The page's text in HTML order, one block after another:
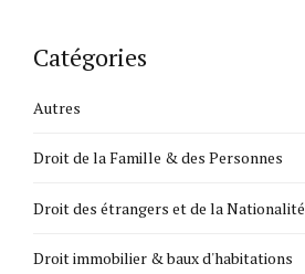
Catégories
Autres
Droit de la Famille & des Personnes
Droit des étrangers et de la Nationalité
Droit immobilier & baux d'habitations